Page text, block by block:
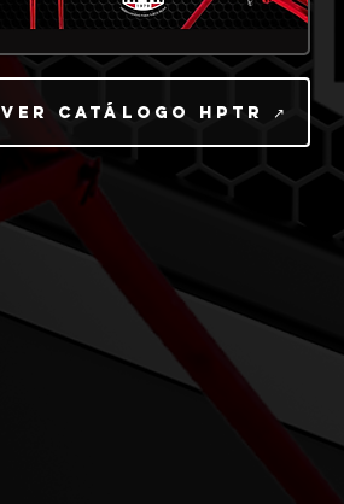
Ver catálogo HPTR ↗